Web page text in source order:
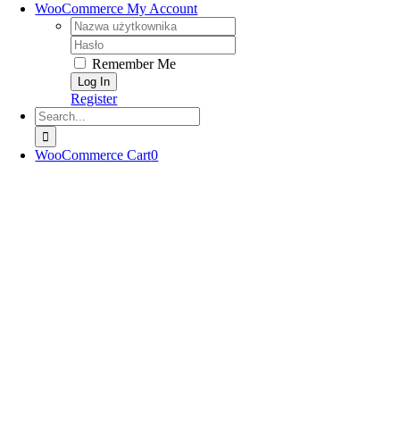
WooCommerce My Account
Username:
Password:
Remember Me
Register
Search
for:
WooCommerce Cart0